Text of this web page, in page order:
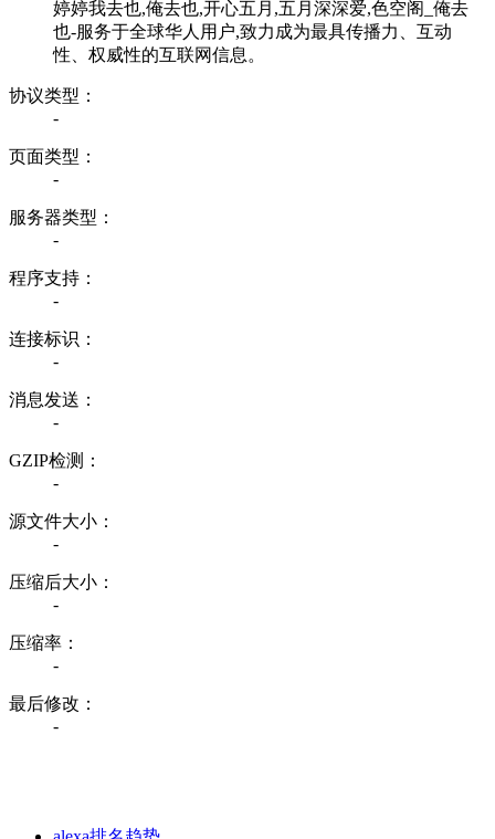
婷婷我去也,俺去也,开心五月,五月深深爱,色空阁_俺去
也-服务于全球华人用户,致力成为最具传播力、互动
性、权威性的互联网信息。
协议类型：
-
页面类型：
-
服务器类型：
-
程序支持：
-
连接标识：
-
消息发送：
-
GZIP检测：
-
源文件大小：
-
压缩后大小：
-
压缩率：
-
最后修改：
-